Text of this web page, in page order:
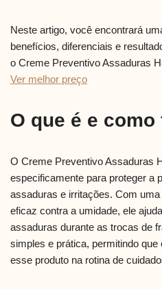
Neste artigo, você encontrará
benefícios, diferenciais e
o Creme Preventivo Assaduras
Ver melhor preço
O que é e
O Creme Preventivo Assaduras
especificamente para proteger a
assaduras e irritações. Com
eficaz contra a umidade, ele
assaduras durante as trocas de
simples e prática, permitindo
esse produto na rotina de